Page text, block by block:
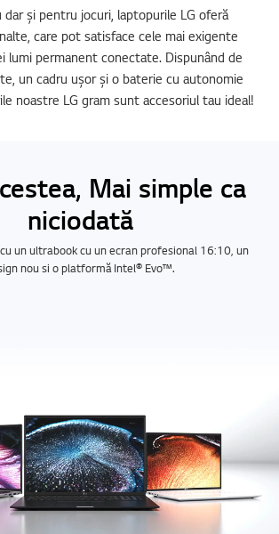
dar și pentru jocuri, laptopurile LG oferă
care pot satisface cele mai exigente
lumi permanent conectate. Dispunând de
un cadru ușor și o baterie cu autonomie
noastre LG gram sunt accesoriul tau ideal!
Mai simple ca
niciodată
un ultrabook cu un ecran profesional 16:10, un
nou si o platformă Intel® Evo™.